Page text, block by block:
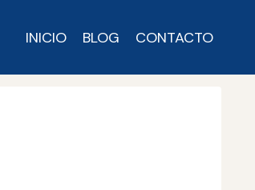
INICIO BLOG CONTACTO